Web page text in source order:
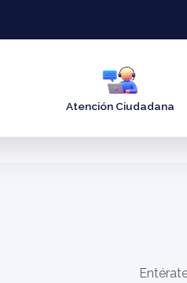
Atención Ciudadana